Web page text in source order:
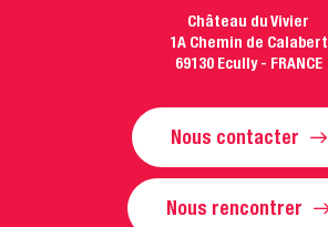
Château du Vivier
1A Chemin de Calabert
69130 Ecully - FRANCE
Nous contacter
Nous rencontrer